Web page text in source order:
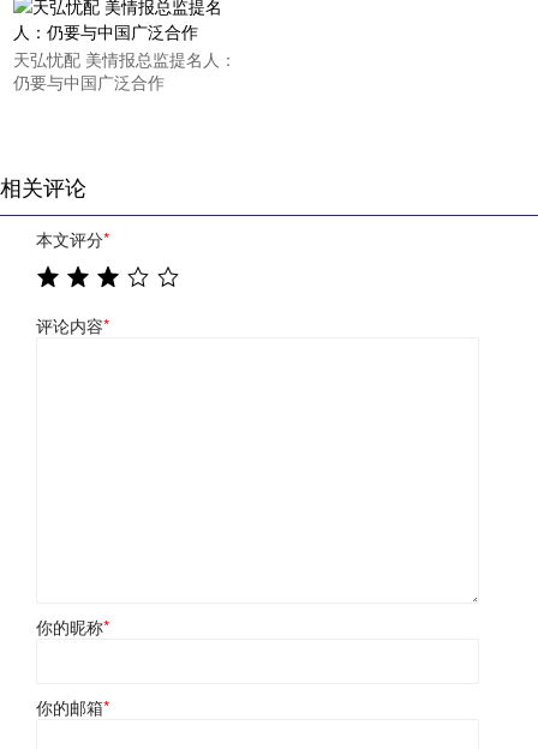
天弘忧配 美情报总监提名人：
仍要与中国广泛合作
相关评论
本文评分*
评论内容*
你的昵称*
你的邮箱*